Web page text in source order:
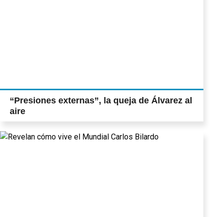
“Presiones externas”, la queja de Álvarez al
aire